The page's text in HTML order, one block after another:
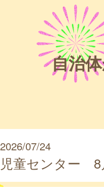
自治
2026/07/24
児童センター 8